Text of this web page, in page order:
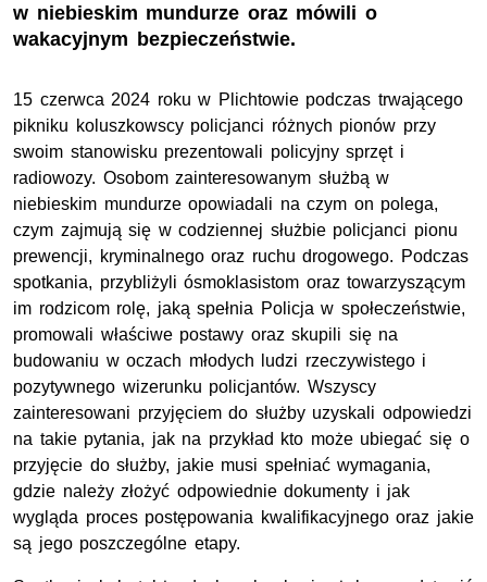
w niebieskim mundurze oraz mówili o
wakacyjnym bezpieczeństwie.
15 czerwca 2024 roku w Plichtowie podczas trwającego
pikniku koluszkowscy policjanci różnych pionów przy
swoim stanowisku prezentowali policyjny sprzęt i
radiowozy. Osobom zainteresowanym służbą w
niebieskim mundurze opowiadali na czym on polega,
czym zajmują się w codziennej służbie policjanci pionu
prewencji, kryminalnego oraz ruchu drogowego. Podczas
spotkania, przybliżyli ósmoklasistom oraz towarzyszącym
im rodzicom rolę, jaką spełnia Policja w społeczeństwie,
promowali właściwe postawy oraz skupili się na
budowaniu w oczach młodych ludzi rzeczywistego i
pozytywnego wizerunku policjantów. Wszyscy
zainteresowani przyjęciem do służby uzyskali odpowiedzi
na takie pytania, jak na przykład kto może ubiegać się o
przyjęcie do służby, jakie musi spełniać wymagania,
gdzie należy złożyć odpowiednie dokumenty i jak
wygląda proces postępowania kwalifikacyjnego oraz jakie
są jego poszczególne etapy.